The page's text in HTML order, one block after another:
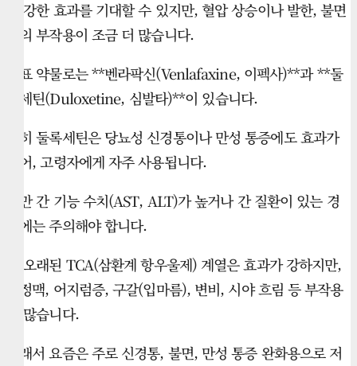
다 강한 효과를 기대할 수 있지만, 혈압 상승이나 발한, 불면
등의 부작용이 조금 더 많습니다.
대표 약물로는 **벤라팍신(Venlafaxine, 이펙사)**과 **둘
록세틴(Duloxetine, 심발타)**이 있습니다.
특히 둘록세틴은 당뇨성 신경통이나 만성 통증에도 효과가
있어, 고령자에게 자주 사용됩니다.
다만 간 기능 수치(AST, ALT)가 높거나 간 질환이 있는 경
우에는 주의해야 합니다.
더 오래된 TCA(삼환계 항우울제) 계열은 효과가 강하지만,
부정맥, 어지럼증, 구갈(입마름), 변비, 시야 흐림 등 부작용
이 많습니다.
그래서 요즘은 주로 신경통, 불면, 만성 통증 완화용으로 저